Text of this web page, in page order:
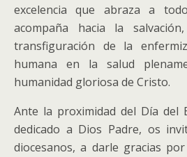
excelencia que abraza a
acompaña hacia la
transfiguración de la
humana en la salud
humanidad gloriosa de Cristo.
Ante la proximidad del Día del
dedicado a Dios Padre, os
diocesanos, a darle gracias